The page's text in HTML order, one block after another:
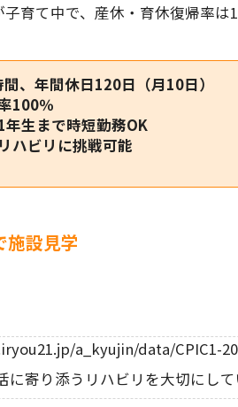
育て中で、産休・育休復帰率は
、年間休日120日（月10日）
100％
年生まで時短勤務OK
ハビリに挑戦可能
施設見学
に寄り添うリハビリを大切にして